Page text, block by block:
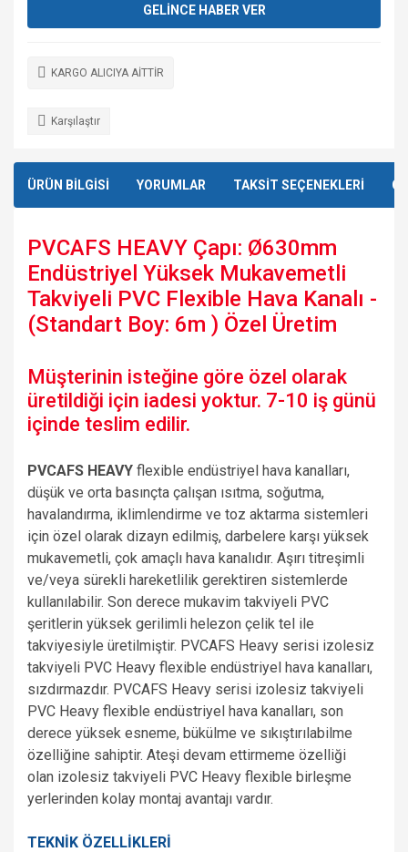
GELİNCE HABER VER
KARGO ALICIYA AİTTİR
Karşılaştır
ÜRÜN BİLGİSİ YORUMLAR TAKSİT SEÇENEKLERİ
PVCAFS HEAVY Çapı: Ø630mm
Endüstriyel Yüksek Mukavemetli
Takviyeli PVC Flexible Hava Kanalı -
(Standart Boy: 6m ) Özel Üretim
Müşterinin isteğine göre özel olarak
üretildiği için iadesi yoktur. 7-10 iş günü
içinde teslim edilir.
PVCAFS HEAVY flexible endüstriyel hava kanalları,
düşük ve orta basınçta çalışan ısıtma, soğutma,
havalandırma, iklimlendirme ve toz aktarma sistemleri
için özel olarak dizayn edilmiş, darbelere karşı yüksek
mukavemetli, çok amaçlı hava kanalıdır. Aşırı titreşimli
ve/veya sürekli hareketlilik gerektiren sistemlerde
kullanılabilir. Son derece mukavim takviyeli PVC
şeritlerin yüksek gerilimli helezon çelik tel ile
takviyesiyle üretilmiştir. PVCAFS Heavy serisi izolesiz
takviyeli PVC Heavy flexible endüstriyel hava kanalları,
sızdırmazdır. PVCAFS Heavy serisi izolesiz takviyeli
PVC Heavy flexible endüstriyel hava kanalları, son
derece yüksek esneme, bükülme ve sıkıştırılabilme
özelliğine sahiptir. Ateşi devam ettirmeme özelliği
olan izolesiz takviyeli PVC Heavy flexible birleşme
yerlerinden kolay montaj avantajı vardır.
TEKNİK ÖZELLİKLERİ